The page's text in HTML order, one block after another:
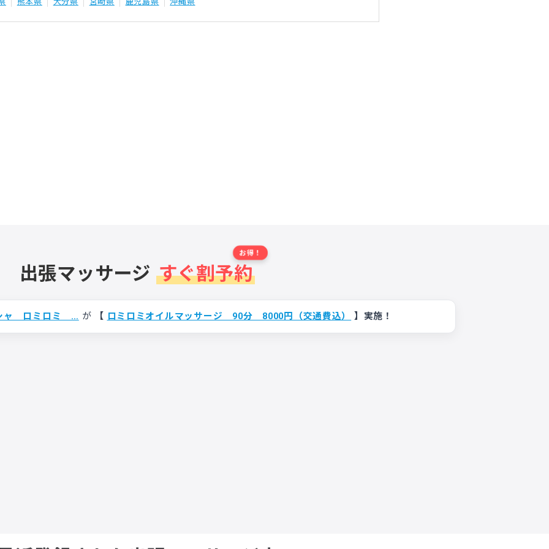
出張マッサージ すぐ割予約
ャ ロミロミ … が 【 ロミロミオイルマッサージ 90分 8000円（交通費込） 】実施！